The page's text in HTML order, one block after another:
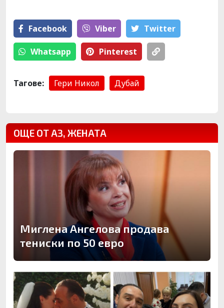
Facebook Viber Тwitter
Whatsapp Pinterest
Тагове: Гери Никол Дубай
ОЩЕ ОТ АЗ, ЖЕНАТА
Миглена Ангелова продава
тениски по 50 евро